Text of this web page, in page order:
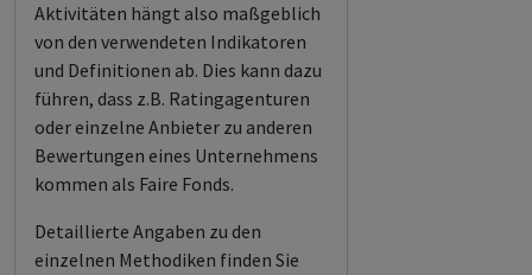
Aktivitäten hängt also maßgeblich
von den verwendeten Indikatoren
und Definitionen ab. Dies kann dazu
führen, dass z.B. Ratingagenturen
oder einzelne Anbieter zu anderen
Bewertungen eines Unternehmens
kommen als Faire Fonds.
Detaillierte Angaben zu den
einzelnen Methodiken finden Sie